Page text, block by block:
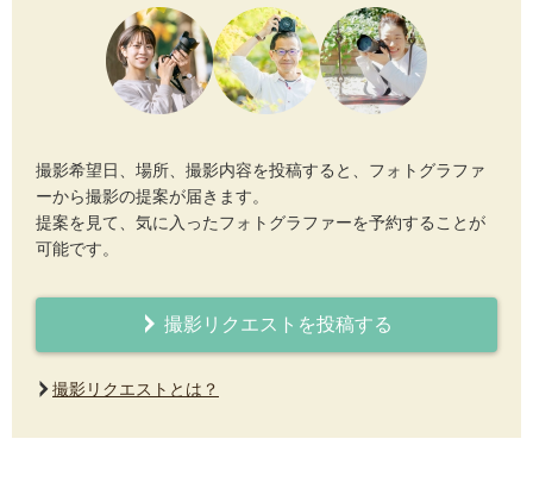
撮影希望日、場所、撮影内容を投稿すると、フォトグラファ
ーから撮影の提案が届きます。
提案を見て、気に入ったフォトグラファーを予約することが
可能です。
撮影リクエストを投稿する
撮影リクエストとは？